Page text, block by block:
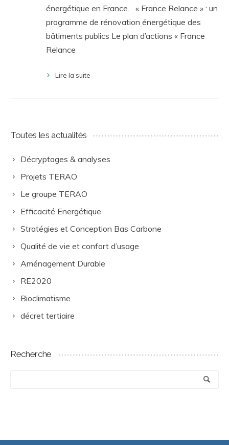
énergétique en France. « France Relance » : un
programme de rénovation énergétique des
bâtiments publics Le plan d’actions « France
Relance
Lire la suite
Toutes les actualités
Décryptages & analyses
Projets TERAO
Le groupe TERAO
Efficacité Energétique
Stratégies et Conception Bas Carbone
Qualité de vie et confort d’usage
Aménagement Durable
RE2020
Bioclimatisme
décret tertiaire
Recherche